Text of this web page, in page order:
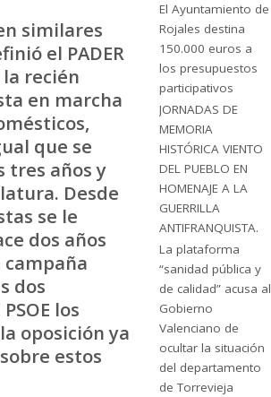
similares
el PADER
recién
en marcha
que se
tres años y
Desde
se le
dos años
dos
los
oposición ya
estos
El Ayuntamiento de
Rojales destina
150.000 euros a
los presupuestos
participativos
JORNADAS DE
MEMORIA
HISTÓRICA VIENTO
DEL PUEBLO EN
HOMENAJE A LA
GUERRILLA
ANTIFRANQUISTA.
La plataforma
“sanidad pública y
de calidad” acusa al
Gobierno
Valenciano de
ocultar la situación
del departamento
de Torrevieja